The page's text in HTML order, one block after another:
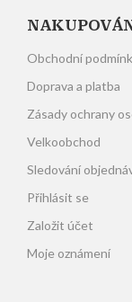
Obchodní
Doprava a platba
Zásady ochrany
Velkoobchod
Sledování
Přihlásit se
Založit účet
Moje oznámení